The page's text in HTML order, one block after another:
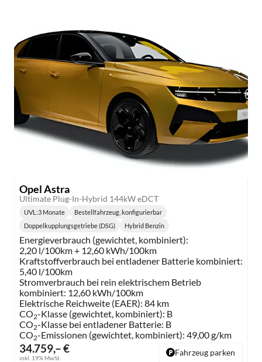
Opel Astra
Ultimate Plug-In-Hybrid 144kW eDCT
34.759,– €
inkl. 19% MwSt.
Lieferzeit:
UVL :3 Monate Bestellfahrzeug, konfigurierbar
Getriebe:
Doppelkupplungsgetriebe (DSG)
Kraftstoff:
Hybrid Benzin
Energieverbrauch (gewichtet, kombiniert):
2,20 l/100km + 12,60 kWh/100km
Kraftstoffverbrauch bei entladener Batterie kombiniert:
5,40 l/100km
Stromverbrauch bei rein elektrischem Betrieb
kombiniert: 12,60 kWh/100km
Elektrische Reichweite (EAER): 84 km
CO2-Klasse (gewichtet, kombiniert): B
CO2-Klasse bei entladener Batterie: B
CO2-Emissionen (gewichtet, kombiniert): 49,00 g/km
Fahrzeug parken